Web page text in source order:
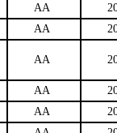
AA
AA
AA
AA
AA